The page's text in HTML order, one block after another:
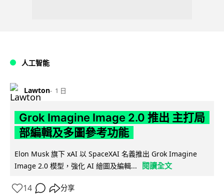
人工智能
Lawton 1 日
Grok Imagine Image 2.0 推出 主打局
部編輯及多圖參考功能
Elon Musk 旗下 xAI 以 SpaceXAI 名義推出 Grok Imagine
Image 2.0 模型，強化 AI 繪圖及編輯...
閱讀全文
14 分享